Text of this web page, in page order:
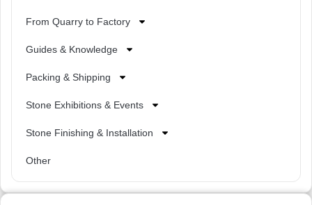
From Quarry to Factory
Guides & Knowledge
Packing & Shipping
Stone Exhibitions & Events
Stone Finishing & Installation
Other